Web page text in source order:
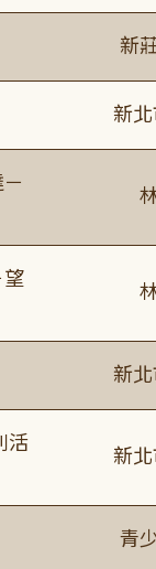
新
新
新
活
新
青